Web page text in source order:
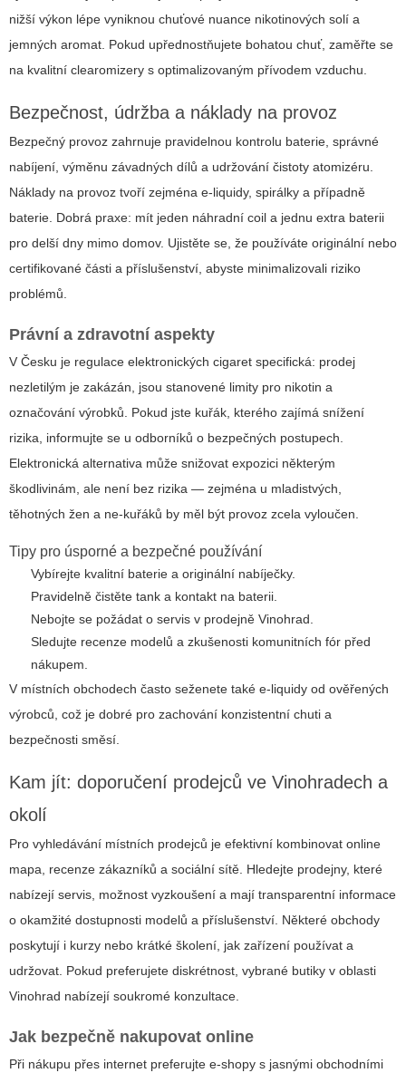
nižší výkon lépe vyniknou chuťové nuance nikotinových solí a
jemných aromat. Pokud upřednostňujete bohatou chuť, zaměřte se
na kvalitní clearomizery s optimalizovaným přívodem vzduchu.
Bezpečnost, údržba a náklady na provoz
Bezpečný provoz zahrnuje pravidelnou kontrolu baterie, správné
nabíjení, výměnu závadných dílů a udržování čistoty atomizéru.
Náklady na provoz tvoří zejména e-liquidy, spirálky a případně
baterie. Dobrá praxe: mít jeden náhradní coil a jednu extra baterii
pro delší dny mimo domov. Ujistěte se, že používáte originální nebo
certifikované části a příslušenství, abyste minimalizovali riziko
problémů.
Právní a zdravotní aspekty
V Česku je regulace elektronických cigaret specifická: prodej
nezletilým je zakázán, jsou stanovené limity pro nikotin a
označování výrobků. Pokud jste kuřák, kterého zajímá snížení
rizika, informujte se u odborníků o bezpečných postupech.
Elektronická alternativa může snižovat expozici některým
škodlivinám, ale není bez rizika — zejména u mladistvých,
těhotných žen a ne-kuřáků by měl být provoz zcela vyloučen.
Tipy pro úsporné a bezpečné používání
Vybírejte kvalitní baterie a originální nabíječky.
Pravidelně čistěte tank a kontakt na baterii.
Nebojte se požádat o servis v prodejně Vinohrad.
Sledujte recenze modelů a zkušenosti komunitních fór před
nákupem.
V místních obchodech často seženete také e-liquidy od ověřených
výrobců, což je dobré pro zachování konzistentní chuti a
bezpečnosti směsí.
Kam jít: doporučení prodejců ve Vinohradech a
okolí
Pro vyhledávání místních prodejců je efektivní kombinovat online
mapa, recenze zákazníků a sociální sítě. Hledejte prodejny, které
nabízejí servis, možnost vyzkoušení a mají transparentní informace
o okamžité dostupnosti modelů a příslušenství. Některé obchody
poskytují i kurzy nebo krátké školení, jak zařízení používat a
udržovat. Pokud preferujete diskrétnost, vybrané butiky v oblasti
Vinohrad nabízejí soukromé konzultace.
Jak bezpečně nakupovat online
Při nákupu přes internet preferujte e-shopy s jasnými obchodními